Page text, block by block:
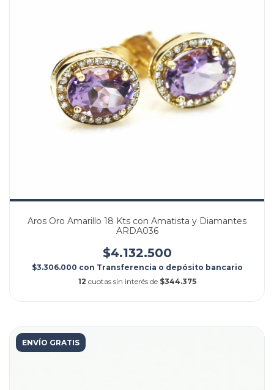
Aros Oro Amarillo 18 Kts con Amatista y Diamantes
ARDA036
$4.132.500
$3.306.000 con Transferencia o depósito bancario
12 cuotas sin interés de $344.375
ENVÍO GRATIS